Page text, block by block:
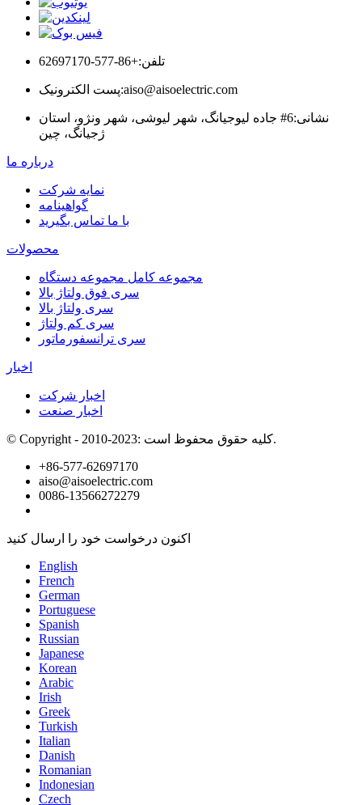
تلفن:+86-577-62697170
پست الکترونیک:aiso@aisoelectric.com
نشانی: 6# جاده لیوجیانگ، شهر لیوشی، شهر ونژو، استان
ژجیانگ، چین
درباره ما
نمایه شرکت
گواهینامه
با ما تماس بگیرید
محصولات
مجموعه کامل مجموعه دستگاه
سری فوق ولتاژ بالا
سری ولتاژ بالا
سری کم ولتاژ
سری ترانسفورماتور
اخبار
اخبار شرکت
اخبار صنعت
© Copyright - 2010-2023: کلیه حقوق محفوظ است.
+86-577-62697170
aiso@aisoelectric.com
0086-13566272279
اکنون درخواست خود را ارسال کنید
English
French
German
Portuguese
Spanish
Russian
Japanese
Korean
Arabic
Irish
Greek
Turkish
Italian
Danish
Romanian
Indonesian
Czech